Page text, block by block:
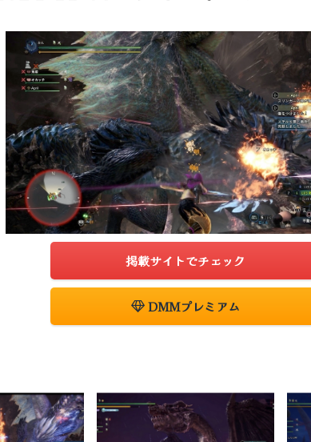
掲載サイトでチェック
DMMプレミアム